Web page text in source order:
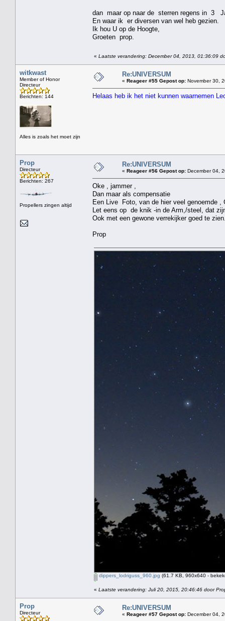
dan maar op naar de sterren regens in 3
En waar ik er diversen van wel heb gezien.
Ik hou U op de Hoogte,
Groeten prop.
« Laatste verandering: December 04, 2013, 01:36:09
witkwast
Member of Honor
Directeur
Berichten: 144
Alles is zoals het moet zijn
Re:UNIVERSUM
« Reageer #55 Gepost op: November 30,
Helaas heb ik het niet kunnen waarnemen
Prop
Directeur
Berichten: 267
Propellers zingen altijd
Re:UNIVERSUM
« Reageer #56 Gepost op: December 04,
Oke , jammer ,
Dan maar als compensatie
Een Live Foto, van de hier veel genoemde ,
Let eens op de knik -in de Arm,/steel, dat
Ook met een gewone verrekijker goed te
Prop
dippers_lodriguss_960.jpg (61.7 KB, 960x640 -
« Laatste verandering: Juli 20, 2015, 20:46:46 door
Prop
Directeur
Re:UNIVERSUM
« Reageer #57 Gepost op: December 04,